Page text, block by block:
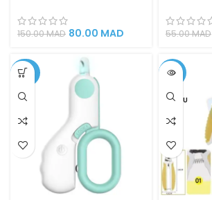
couper les griffes des
chats et des chiens
150.00MAD 80.00 MAD 55.00MAD
-34% -31%
VENDU